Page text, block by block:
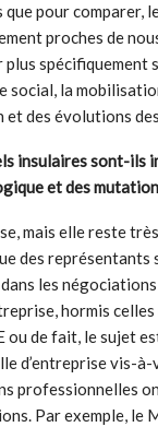
pour comparer,
proches de
spécifiquement
social, la
des évolutions
insulaires sont-ils
et des
mais elle reste
des représentants
les négociations
hormis
ou de fait, le sujet
d’entreprise vis-à-
professionnelles
Par exemple, le